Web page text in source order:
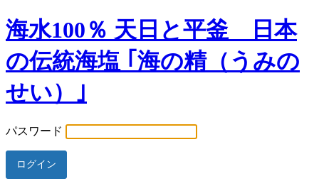
海水100％ 天日と平釜 日本
の伝統海塩 ｢海の精（うみの
せい）｣
パスワード